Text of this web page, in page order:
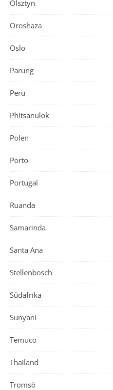
Olsztyn
Oroshaza
Oslo
Parung
Peru
Phitsanulok
Polen
Porto
Portugal
Ruanda
Samarinda
Santa Ana
Stellenbosch
Südafrika
Sunyani
Temuco
Thailand
Tromsö